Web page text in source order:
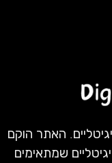
האתר הוקם
שמתאימים